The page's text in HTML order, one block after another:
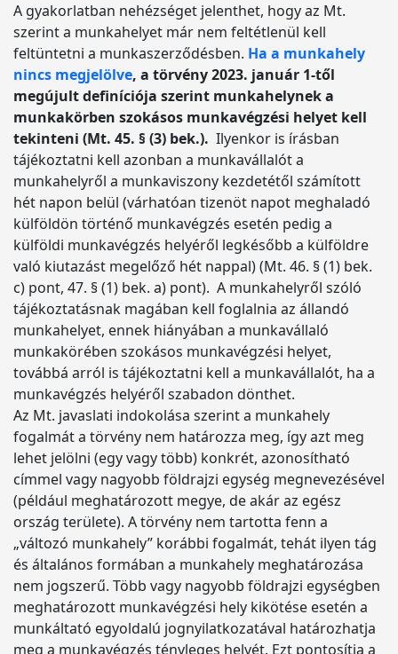
A gyakorlatban nehézséget jelenthet, hogy az Mt.
szerint a munkahelyet már nem feltétlenül kell
feltüntetni a munkaszerződésben. Ha a munkahely
nincs megjelölve, a törvény 2023. január 1-től
megújult definíciója szerint munkahelynek a
munkakörben szokásos munkavégzési helyet kell
tekinteni (Mt. 45. § (3) bek.). Ilyenkor is írásban
tájékoztatni kell azonban a munkavállalót a
munkahelyről a munkaviszony kezdetétől számított
hét napon belül (várhatóan tizenöt napot meghaladó
külföldön történő munkavégzés esetén pedig a
külföldi munkavégzés helyéről legkésőbb a külföldre
való kiutazást megelőző hét nappal) (Mt. 46. § (1) bek.
c) pont, 47. § (1) bek. a) pont). A munkahelyről szóló
tájékoztatásnak magában kell foglalnia az állandó
munkahelyet, ennek hiányában a munkavállaló
munkakörében szokásos munkavégzési helyet,
továbbá arról is tájékoztatni kell a munkavállalót, ha a
munkavégzés helyéről szabadon dönthet.
Az Mt. javaslati indokolása szerint a munkahely
fogalmát a törvény nem határozza meg, így azt meg
lehet jelölni (egy vagy több) konkrét, azonosítható
címmel vagy nagyobb földrajzi egység megnevezésével
(például meghatározott megye, de akár az egész
ország területe). A törvény nem tartotta fenn a
„változó munkahely” korábbi fogalmát, tehát ilyen tág
és általános formában a munkahely meghatározása
nem jogszerű. Több vagy nagyobb földrajzi egységben
meghatározott munkavégzési hely kikötése esetén a
munkáltató egyoldalú jognyilatkozatával határozhatja
meg a munkavégzés tényleges helyét. Ezt pontosítja a